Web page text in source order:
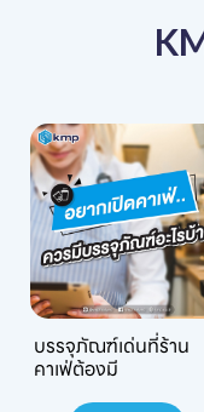
บรรจุภัณฑ์เด่นที่ร้าน
คาเฟ่ต้องมี